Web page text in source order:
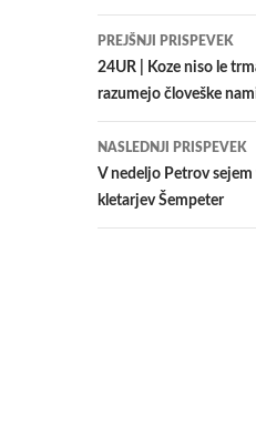
Krmarjenje
po
prispevkih
PREJŠNJI PRISPEVEK
24UR | Koze niso le
razumejo človeške
NASLEDNJI PRISPEVEK
V nedeljo Petrov
kletarjev Šempeter